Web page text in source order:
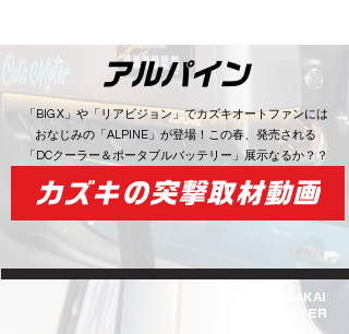
アルパイン
「BIG X」や「リアビジョン」でカズキオートファンには
おなじみの「ALPINE」が登場！この春、発売される
「DCクーラー＆ポータブルバッテリー」展示なるか？？
カズキの突撃取材動画
SAKAI
​INTER